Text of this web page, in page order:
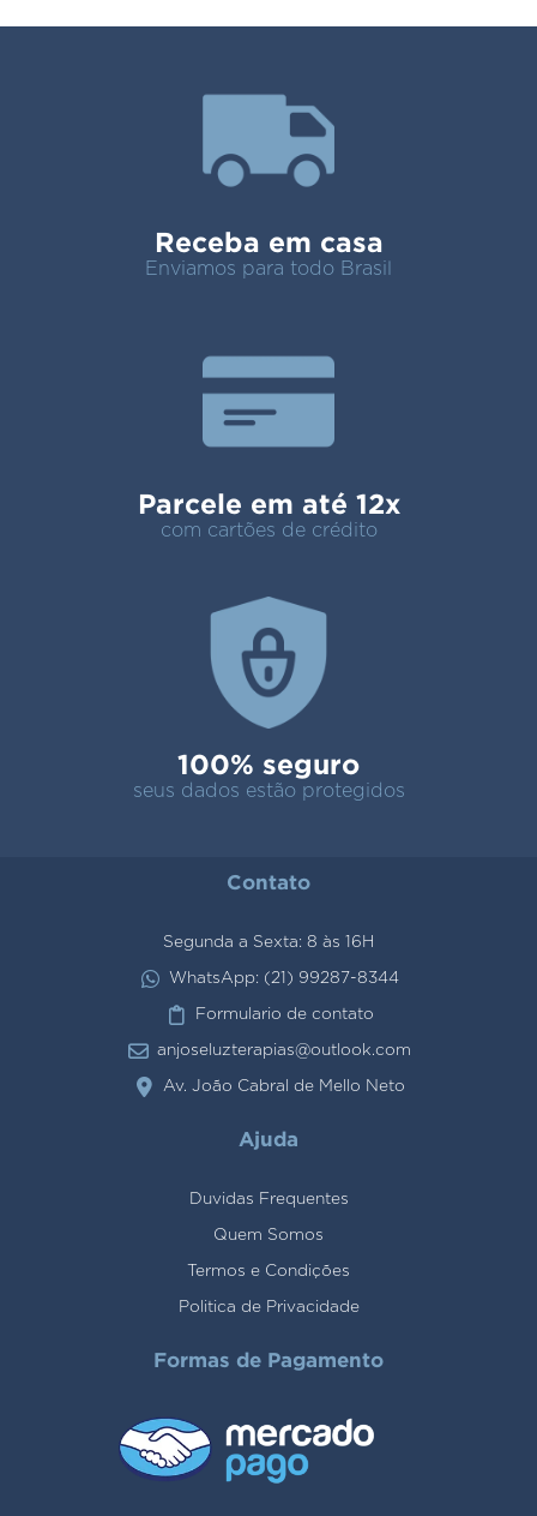
Receba em casa
Enviamos para todo Brasil
Parcele em até 12x
com cartões de crédito
100% seguro
seus dados estão protegidos
Contato
Segunda a Sexta: 8 às 16H
WhatsApp: (21) 99287-8344
Formulario de contato
anjoseluzterapias@outlook.com
Av. João Cabral de Mello Neto
Ajuda
Duvidas Frequentes
Quem Somos
Termos e Condições
Politica de Privacidade
Formas de Pagamento